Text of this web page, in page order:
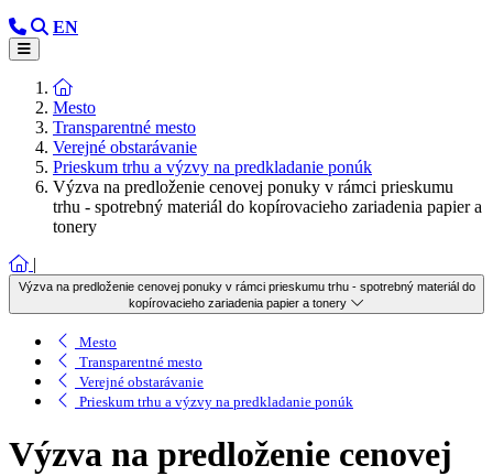
EN
Mesto
Transparentné mesto
Verejné obstarávanie
Prieskum trhu a výzvy na predkladanie ponúk
Výzva na predloženie cenovej ponuky v rámci prieskumu
trhu - spotrebný materiál do kopírovacieho zariadenia papier a
tonery
|
Výzva na predloženie cenovej ponuky v rámci prieskumu trhu - spotrebný materiál do
kopírovacieho zariadenia papier a tonery
Mesto
Transparentné mesto
Verejné obstarávanie
Prieskum trhu a výzvy na predkladanie ponúk
Výzva na predloženie cenovej